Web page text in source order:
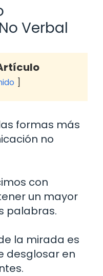
Verbal
formas más
no
con
un mayor
palabras.
la mirada es
desglosar en